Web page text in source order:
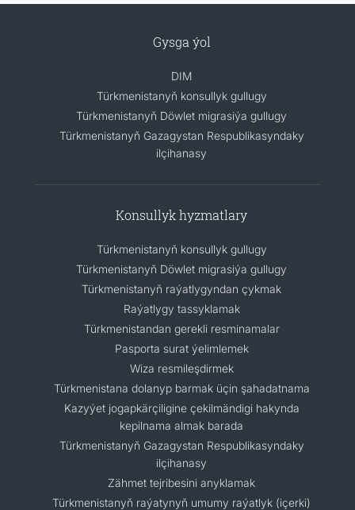
Gysga ýol
DIM
Türkmenistanyň konsullyk gullugy
Türkmenistanyň Döwlet migrasiýa gullugy
Türkmenistanyň Gazagystan Respublikasyndaky
ilçihanasy
Konsullyk hyzmatlary
Türkmenistanyň konsullyk gullugy
Türkmenistanyň Döwlet migrasiýa gullugy
Türkmenistanyň raýatlygyndan çykmak
Raýatlygy tassyklamak
Türkmenistandan gerekli resminamalar
Pasporta surat ýelimlemek
Wiza resmileşdirmek
Türkmenistana dolanyp barmak üçin şahadatnama
Kazyýet jogapkärçiligine çekilmändigi hakynda
kepilnama almak barada
Türkmenistanyň Gazagystan Respublikasyndaky
ilçihanasy
Zähmet tejribesini anyklamak
Türkmenistanyň raýatynyň umumy raýatlyk (içerki)